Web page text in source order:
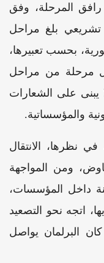
المرحلة، وفق
تشريعي بلغ مراحل
بحسب تعبيرها،
مرحلة من مراحل
يبنى على الشعارات
والمؤسساتية.
نظرها، الانتقال
ومن المواجهة
داخل المؤسسات،
اتجه نحو التصعيد
البرلمان يواصل